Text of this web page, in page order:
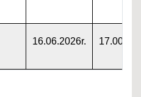
16.06.2026r. 17.00